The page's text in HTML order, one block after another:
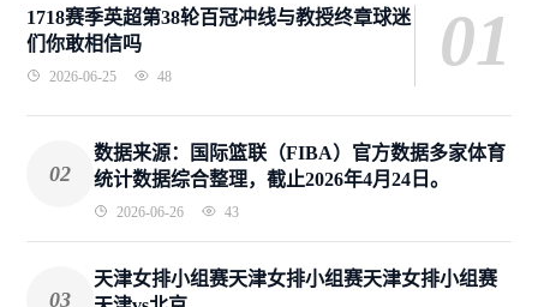
1718赛季英超第38轮百冠冲线与教授终章球迷
们你敢相信吗
2026-06-25 48 01
02
数据来源：国际篮联（FIBA）官方数据多家体育
统计数据综合整理，截止2026年4月24日。
2026-06-26 43
03
天津女排小组赛天津女排小组赛天津女排小组赛